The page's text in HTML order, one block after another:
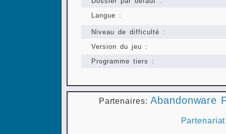
Langue :
Niveau de difficulté :
Version du jeu :
Programme tiers :
Partenaires:Abandonware
Partenariat